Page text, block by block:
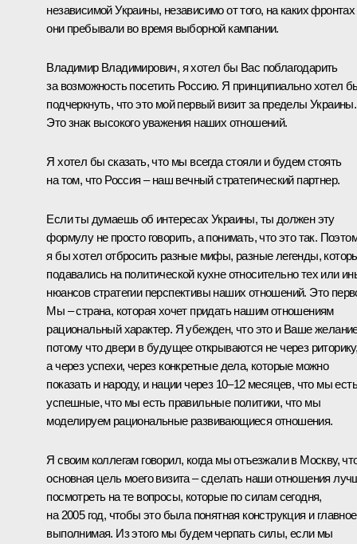
независимой Украины, независимо от того, на каких фронтах
они пребывали во время выборной кампании.
Владимир Владимирович, я хотел бы Вас поблагодарить
за возможность посетить Россию. Я принципиально хотел
подчеркнуть, что это мой первый визит за пределы Украины.
Это знак высокого уважения наших отношений.
Я хотел бы сказать, что мы всегда стояли и будем стоять
на том, что Россия – наш вечный стратегический партнер.
Если ты думаешь об интересах Украины, ты должен эту
формулу не просто говорить, а понимать, что это так.
я бы хотел отбросить разные мифы, разные легенды,
подавались на политической кухне относительно тех или
нюансов стратегии перспективы наших отношений. Это
Мы – страна, которая хочет придать нашим отношениям
рациональный характер. Я убежден, что это и Ваше
потому что двери в будущее открываются не через
а через успехи, через конкретные дела, которые можно
показать и народу, и нации через 10–12 месяцев, что мы есть
успешные, что мы есть правильные политики, что мы
моделируем рациональные развивающиеся отношения.
Я своим коллегам говорил, когда мы отъезжали в Москву,
основная цель моего визита – сделать наши отношения
посмотреть на те вопросы, которые по силам сегодня,
на 2005 год, чтобы это была понятная конструкция и
выполнимая. Из этого мы будем черпать силы, если мы